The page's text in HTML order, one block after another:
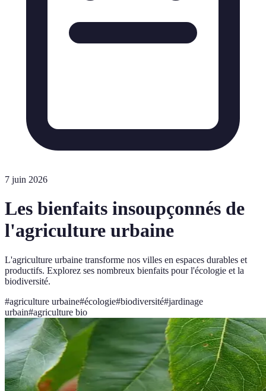
7 juin 2026
Les bienfaits insoupçonnés de
l'agriculture urbaine
L'agriculture urbaine transforme nos villes en espaces durables et
productifs. Explorez ses nombreux bienfaits pour l'écologie et la
biodiversité.
#agriculture urbaine#écologie#biodiversité#jardinage
urbain#agriculture bio